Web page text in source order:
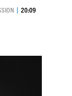
20:09